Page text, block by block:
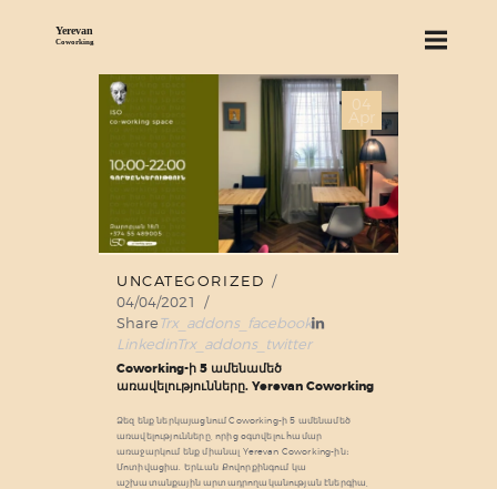
ABOUT US
PRICING
FIND US
04
Apr
UNCATEGORIZED
04/04/2021
ShareTrx_addons_facebook
LinkedinTrx_addons_twitter
Coworking-ի 5 ամենամեծ
առավելությունները. Yerevan Coworking
Ձեզ ենք ներկայացնում Coworking-ի 5 ամենամեծ
առավելությունները, որից օգտվելու համար
առաջարկում ենք միանալ Yerevan Coworking-ին։
Մոտիվացիա. Երևան Քովորքինգում կա
աշխատանքային արտադրողականության էներգիա,